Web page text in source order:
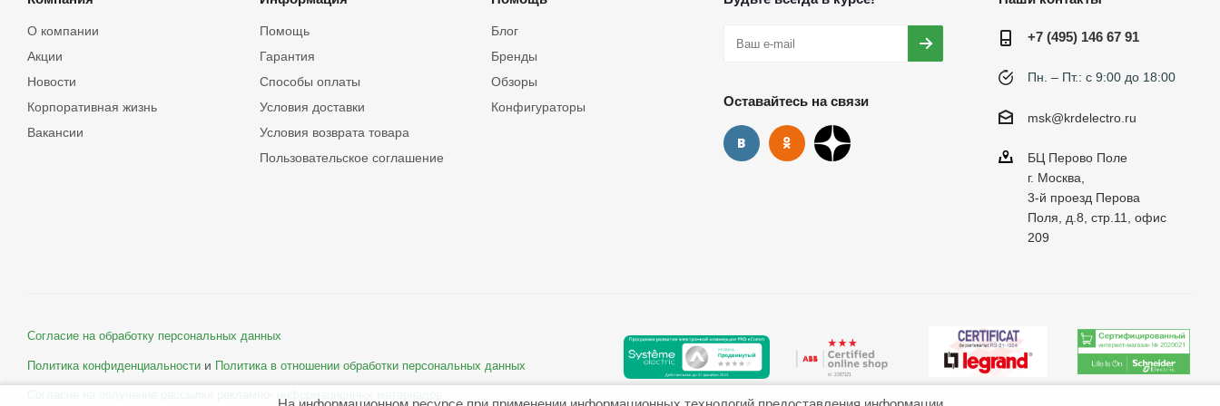
О компании
Акции
Новости
Корпоративная жизнь
Вакансии
Помощь
Гарантия
Способы оплаты
Условия доставки
Условия возврата товара
Пользовательское соглашение
Блог
Бренды
Обзоры
Конфигураторы
Оставайтесь на связи
+7 (495) 146 67 91
Пн. – Пт.: с 9:00 до 18:00
msk@krdelectro.ru
БЦ Перово Поле
г. Москва,
3-й проезд Перова
Поля, д.8, стр.11, офис
209
Согласие на обработку персональных данных
Политика конфиденциальности и Политика в отношении обработки персональных данных